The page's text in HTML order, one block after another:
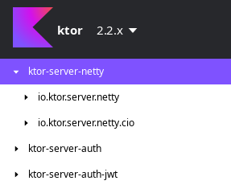
ktor 2.2.x
ktor-server-host-common
ktor-server-jetty
ktor-server-netty
io.ktor.server.netty
io.ktor.server.netty.cio
ktor-server-auth
ktor-server-auth-jwt